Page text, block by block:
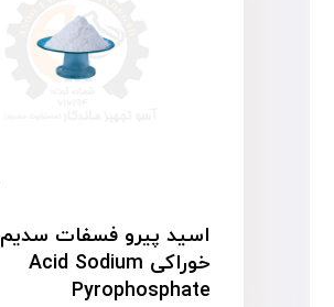
اسید پیرو فسفات سدیم
خوراکی Acid Sodium
Pyrophosphate